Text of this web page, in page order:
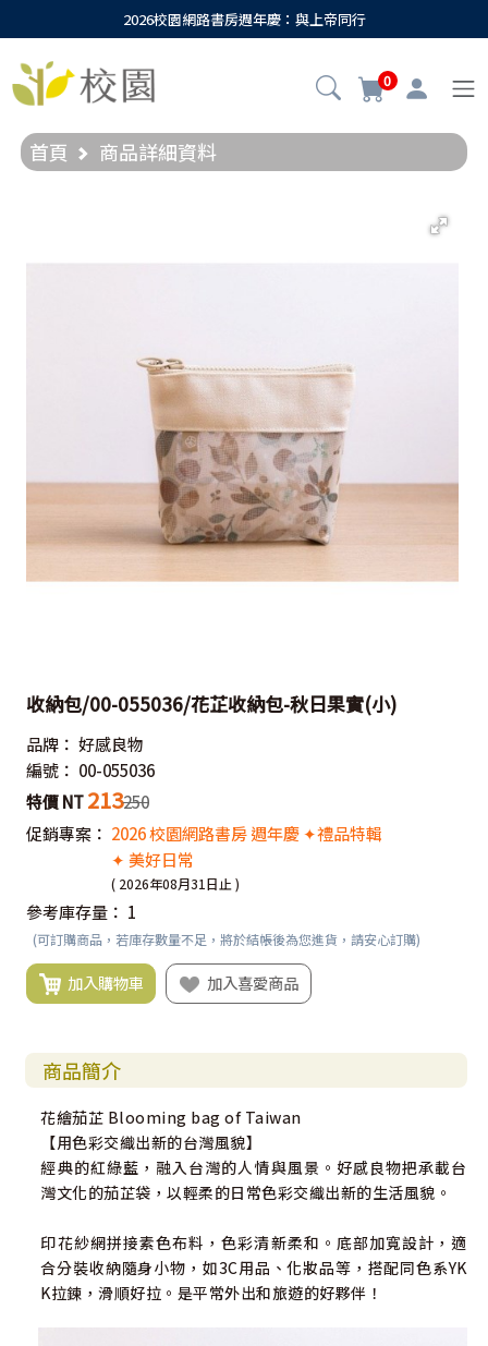
2026校園網路書房週年慶：與上帝同行
0
首頁 商品詳細資料
收納包/00-055036/花芷收納包-秋日果實(小)
品牌： 好感良物
編號： 00-055036
特價 NT 213250
促銷專案： 2026 校園網路書房 週年慶 ✦禮品特輯
✦ 美好日常
( 2026年08月31日止 )
參考庫存量： 1
(可訂購商品，若庫存數量不足，將於結帳後為您進貨，請安心訂購)
加入購物車 加入喜愛商品
商品簡介
花繪茄芷 Blooming bag of Taiwan
【用色彩交織出新的台灣風貌】
經典的紅綠藍，融入台灣的人情與風景。好感良物把承載台
灣文化的茄芷袋，以輕柔的日常色彩交織出新的生活風貌。
印花紗網拼接素色布料，色彩清新柔和。底部加寬設計，適
合分裝收納隨身小物，如3C用品、化妝品等，搭配同色系YK
K拉鍊，滑順好拉。是平常外出和旅遊的好夥伴！